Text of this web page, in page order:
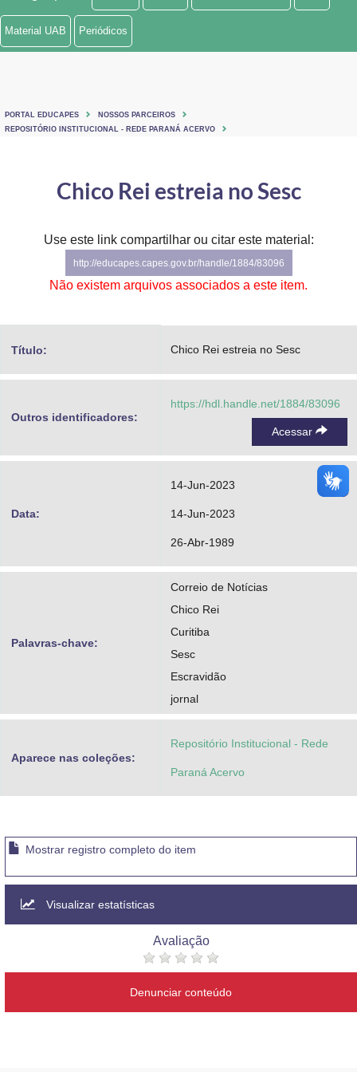
Ministério de Minas e Energia
Ministério do Turismo
Controladoria-Geral da União
Advocacia-Geral da União
Material UAB Periódicos
PORTAL EDUCAPES
NOSSOS PARCEIROS
REPOSITÓRIO INSTITUCIONAL - REDE PARANÁ ACERVO
Chico Rei estreia no Sesc
Use este link compartilhar ou citar este material:
http://educapes.capes.gov.br/handle/1884/83096
Não existem arquivos associados a este item.
Título: Chico Rei estreia no Sesc
Outros identificadores:
https://hdl.handle.net/1884/83096
Acessar
Data:
14-Jun-2023
14-Jun-2023
26-Abr-1989
Palavras-chave:
Correio de Notícias
Chico Rei
Curitiba
Sesc
Escravidão
jornal
Aparece nas coleções:
Repositório Institucional - Rede
Paraná Acervo
Mostrar registro completo do item
Visualizar estatísticas
Avaliação
Denunciar conteúdo